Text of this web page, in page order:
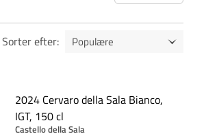
Sorter efter:
2024 Cervaro della Sala Bianco,
IGT, 150 cl
Castello della Sala